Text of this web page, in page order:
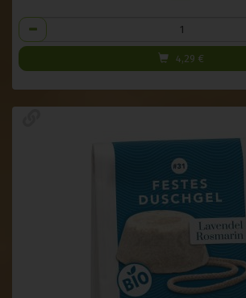
Anzahl
4,29 €